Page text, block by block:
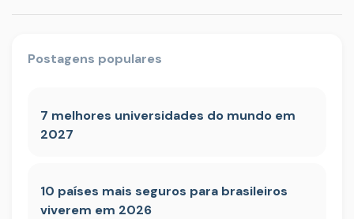
Postagens populares
7 melhores universidades do mundo em
2027
10 países mais seguros para brasileiros
viverem em 2026